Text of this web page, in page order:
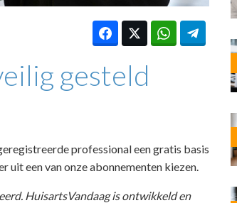
gesteld
professional een gratis basis
uit een van onze abonnementen kiezen.
HuisartsVandaag is ontwikkeld en